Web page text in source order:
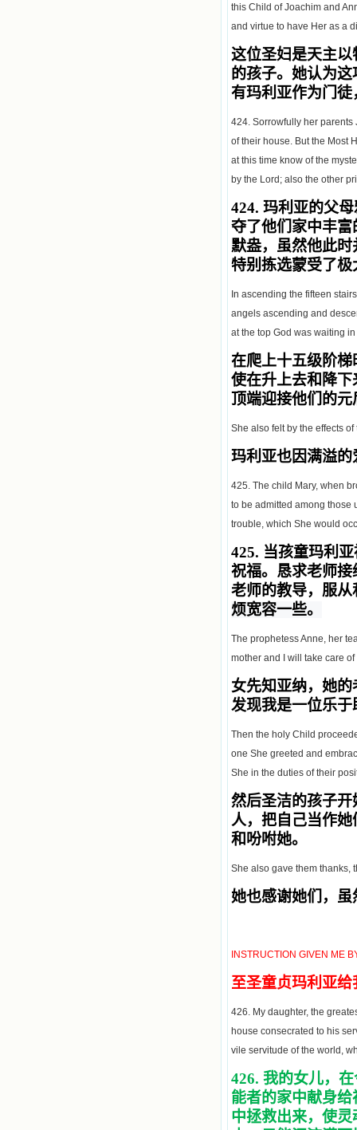
this Child of Joachim and
and virtue to have Her as a
这位圣妇是天主
的孩子。她认为
有玛利亚作为门
424. Sorrowfully her
of their house. But the Most
at this time know of the
by the Lord; also the other
424. 玛利亚的父
夺了他们家中丰
默盎，虽然他此
特别拣选蒙受了
In ascending the fifteen
angels ascending and
at the top God was waiting
在爬上十五级阶
使在升上去和降
顶端迎接他们的
She also felt by the effects
玛利亚也因满溢
425. The child Mary, when
to be admitted among those
trouble, which She would
425. 当孩童玛利
祝福。恳求老师
老师的教导，服
烦宽容一些。
The prophetess Anne, her
mother and I will take care
女先知亚纳，她
发现我是一位乐
Then the holy Child
one She greeted and
She in the duties of their
然后圣洁的孩子
人，把自己当作
和吩咐她。
She also gave them thanks,
她也感谢她们，
INSTRUCTION GIVEN ME
至圣童贞玛利亚给
426. My daughter, the
house consecrated to his
vile servitude of the world,
426. 我的女儿，
能者的家中献身
中拯救出来，使